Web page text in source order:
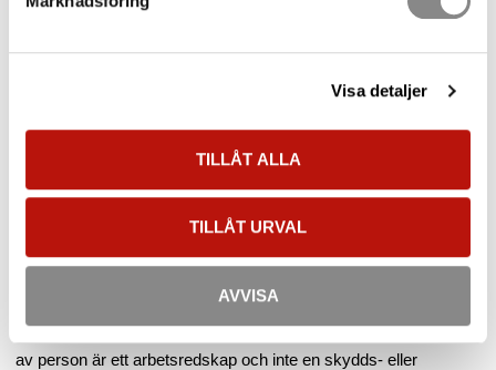
Visa detaljer
TILLÅT ALLA
TILLÅT URVAL
AVVISA
795 Typ B. En vajerstege ger ej den stabilitet som vanliga stegar
baklänges när användaren förflyttar sig ett bra hjälpmedel för
ökad stabilitet. Systemet erbjuder både ett falldämpande system
samt ett räddningssystem som möjliggör extraktion av
vid transport av en person i arbetssyfte (dvs ej räddning
2006/42/EG då lyft och/eller sänkning ej finns i direktivet
2016/425 som styr personlig skyddsutrustning.
I maskindirektivet 2006/42/EG framgår att en vinsch för transport
av person är ett arbetsredskap och inte en skydds- eller